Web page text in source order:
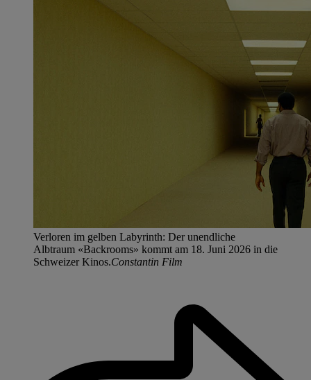
Verloren im gelben Labyrinth: Der unendliche
Albtraum «Backrooms» kommt am 18. Juni 2026 in die
Schweizer Kinos.Constantin Film